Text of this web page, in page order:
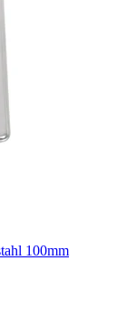
100mm